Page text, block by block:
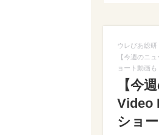
ウレぴあ総研
【今週のニ
ョート動画も
【今
Video
ショ